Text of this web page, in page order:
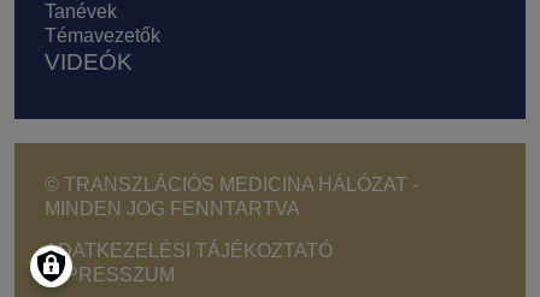
Tanévek
Témavezetők
VIDEÓK
© TRANSZLÁCIÓS MEDICINA HÁLÓZAT -
MINDEN JOG FENNTARTVA
Footer - Copyright menu
ADATKEZELÉSI TÁJÉKOZTATÓ
IMPRESSZUM